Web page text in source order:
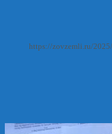
https://zovzemli.ru/